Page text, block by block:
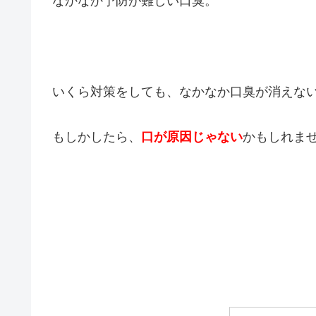
いくら対策をしても、なかなか口臭が消えない
もしかしたら、 口が原因じゃないかもしれま